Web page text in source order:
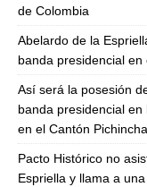
de Colombia
Abelardo de la
banda presidencial
Así será la posesión
banda presidencial
en el Cantón Pichincha
Pacto Histórico no
Espriella y llama a